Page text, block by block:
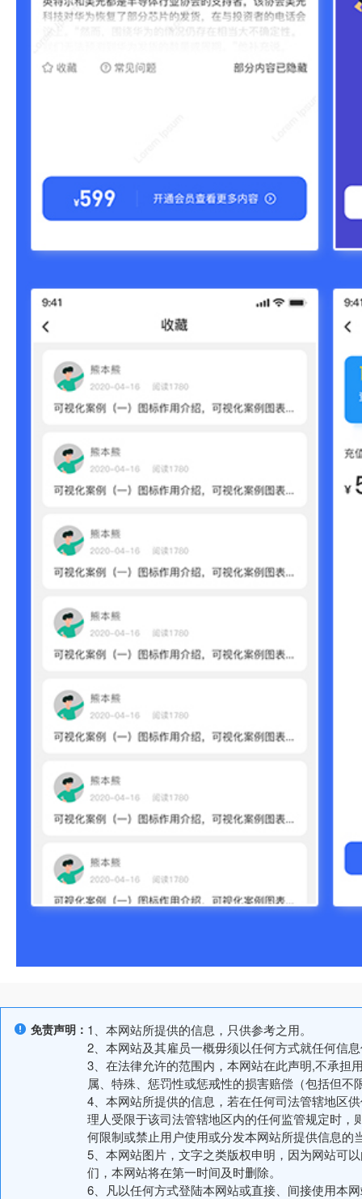
免责声明： 1、本网站所提供的信息，只供参考之用。
2、本网站及其雇员一概毋须以任何方式就任何信
3、在法律允许的范围内，本网站在此声明,不承担
属、特殊、惩罚性或惩戒性的损害赔偿（包括但
4、本网站所提供的信息，若在任何司法管辖地区
理人受限于该司法管辖地区内的任何监管规定时
何限制或禁止用户使用或分发本网站所提供信息的
5、本网站图片，文字之类版权申明，因为网站可
们，本网站将在第一时间及时删除。
6、凡以任何方式登陆本网站或直接、间接使用本